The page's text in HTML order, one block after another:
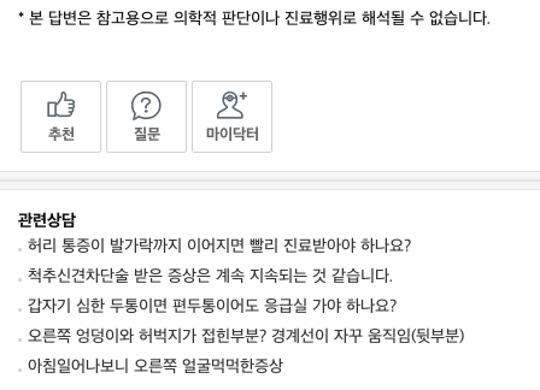
* 본 답변은 참고용으로 의학적 판단이나 진료행위로 해석될 수 없습니다.
추천 질문 마이닥터
관련상담
허리 통증이 발가락까지 이어지면 빨리 진료받아야 하나요?
척추신견차단술 받은 증상은 계속 지속되는 것 같습니다.
갑자기 심한 두통이면 편두통이어도 응급실 가야 하나요?
오른쪽 엉덩이와 허벅지가 접힌부분? 경계선이 자꾸 움직임(뒷부분)
아침일어나보니 오른쪽 얼굴먹먹한증상